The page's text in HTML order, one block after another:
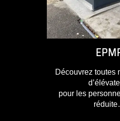
Découvrez toutes
pour les